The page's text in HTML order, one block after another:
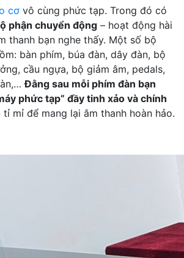
cơ vô cùng phức tạp. Trong đó có
phận chuyển động – hoạt động hài
thanh bạn nghe thấy. Một số bộ
bàn phím, búa đàn, dây đàn, bộ
cầu ngựa, bộ giảm âm, pedals,
Đằng sau mỗi phím đàn bạn
phức tạp” đầy tinh xảo và chính
mỉ để mang lại âm thanh hoàn hảo.